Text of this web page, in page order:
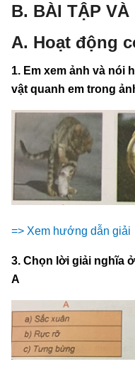
B. BÀI TẬP VÀ
A. Hoạt động
1. Em xem ảnh và nói
vật quanh em trong
=> Xem hướng dẫn giải
3. Chọn lời giải nghĩa
A